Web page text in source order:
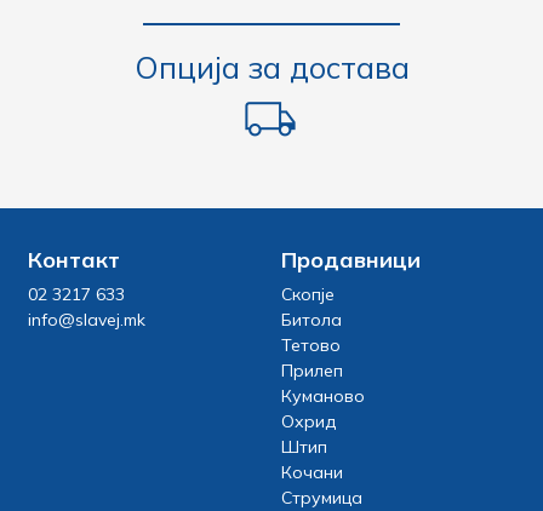
Опција за достава
Контакт
02 3217 633
info@slavej.mk
Продавници
Скопје
Битола
Тетово
Прилеп
Куманово
Охрид
Штип
Кочани
Струмица